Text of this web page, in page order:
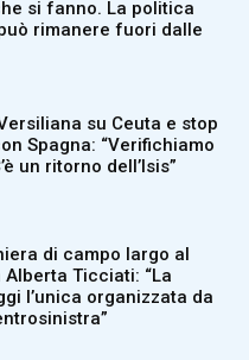
si fanno. La politica
rimanere fuori dalle
su Ceuta e stop
Spagna: “Verifichiamo
un ritorno dell’Isis”
di campo largo al
Ticciati: “La
l’unica organizzata da